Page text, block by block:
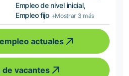
Empleo de nivel inicial,
Empleo fijo +Mostrar 3 más
actuales
de vacantes